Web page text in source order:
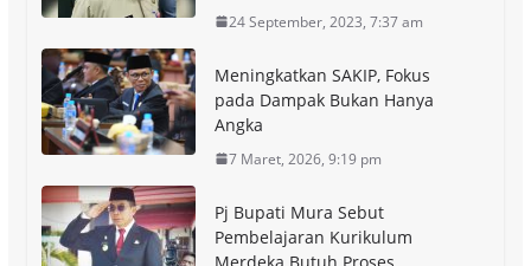
24 September, 2023, 7:37 am
Meningkatkan SAKIP, Fokus
pada Dampak Bukan Hanya
Angka
7 Maret, 2026, 9:19 pm
Pj Bupati Mura Sebut
Pembelajaran Kurikulum